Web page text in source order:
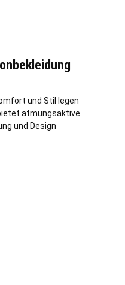
und Stil legen
atmungsaktive
und Design